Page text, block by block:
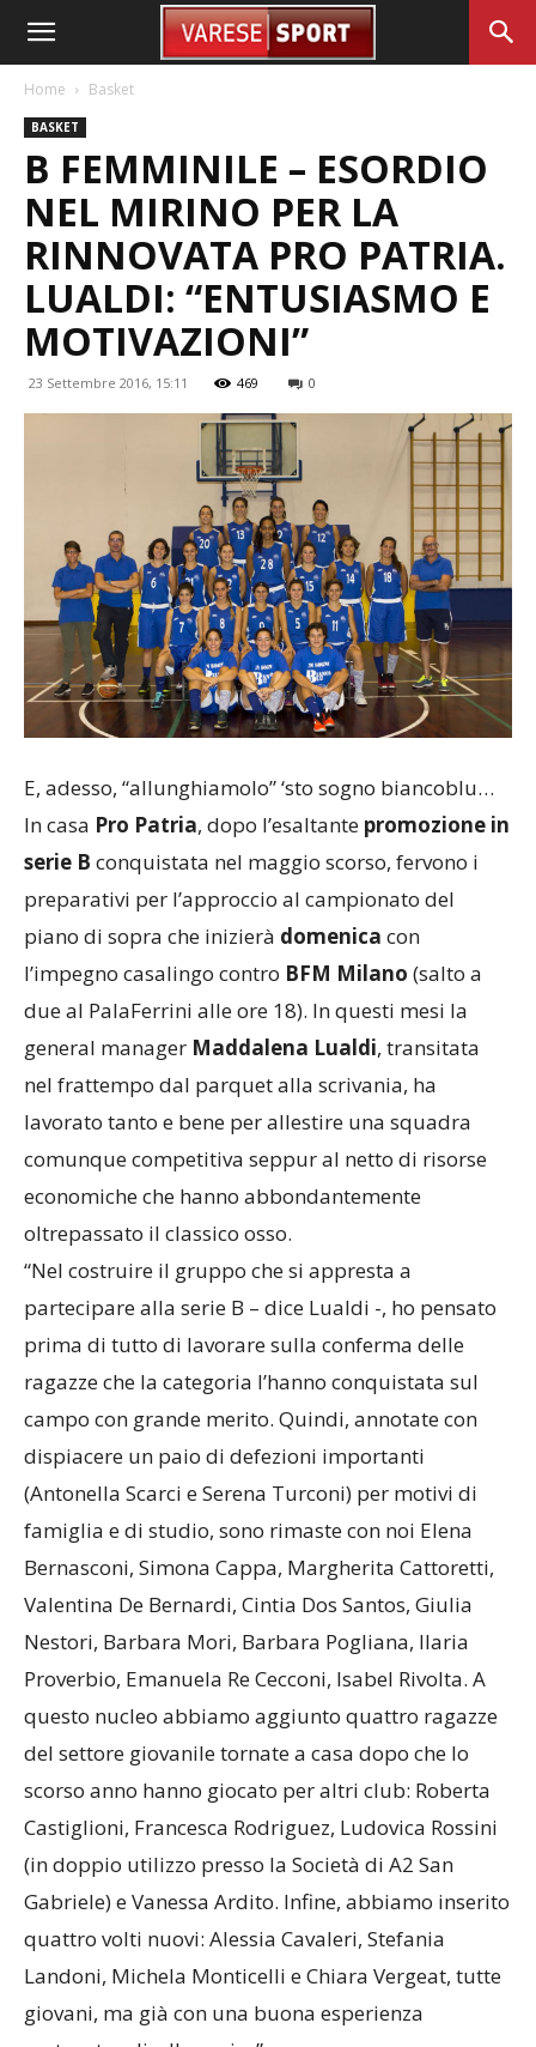
Home Basket
BASKET
B FEMMINILE – ESORDIO
NEL MIRINO PER LA
RINNOVATA PRO PATRIA.
LUALDI: “ENTUSIASMO E
MOTIVAZIONI”
23 Settembre 2016, 15:11 469 0
E, adesso, “allunghiamolo” ‘sto sogno biancoblu…
In casa Pro Patria, dopo l’esaltante promozione in
serie B conquistata nel maggio scorso, fervono i
preparativi per l’approccio al campionato del
piano di sopra che inizierà domenica con
l’impegno casalingo contro BFM Milano (salto a
due al PalaFerrini alle ore 18). In questi mesi la
general manager Maddalena Lualdi, transitata
nel frattempo dal parquet alla scrivania, ha
lavorato tanto e bene per allestire una squadra
comunque competitiva seppur al netto di risorse
economiche che hanno abbondantemente
oltrepassato il classico osso.
“Nel costruire il gruppo che si appresta a
partecipare alla serie B – dice Lualdi -, ho pensato
prima di tutto di lavorare sulla conferma delle
ragazze che la categoria l’hanno conquistata sul
campo con grande merito. Quindi, annotate con
dispiacere un paio di defezioni importanti
(Antonella Scarci e Serena Turconi) per motivi di
famiglia e di studio, sono rimaste con noi Elena
Bernasconi, Simona Cappa, Margherita Cattoretti,
Valentina De Bernardi, Cintia Dos Santos, Giulia
Nestori, Barbara Mori, Barbara Pogliana, Ilaria
Proverbio, Emanuela Re Cecconi, Isabel Rivolta. A
questo nucleo abbiamo aggiunto quattro ragazze
del settore giovanile tornate a casa dopo che lo
scorso anno hanno giocato per altri club: Roberta
Castiglioni, Francesca Rodriguez, Ludovica Rossini
(in doppio utilizzo presso la Società di A2 San
Gabriele) e Vanessa Ardito. Infine, abbiamo inserito
quattro volti nuovi: Alessia Cavaleri, Stefania
Landoni, Michela Monticelli e Chiara Vergeat, tutte
giovani, ma già con una buona esperienza